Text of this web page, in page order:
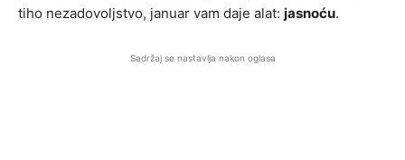
tiho nezadovoljstvo, januar vam daje alat: jasnoću.
Sadržaj se nastavlja nakon oglasa